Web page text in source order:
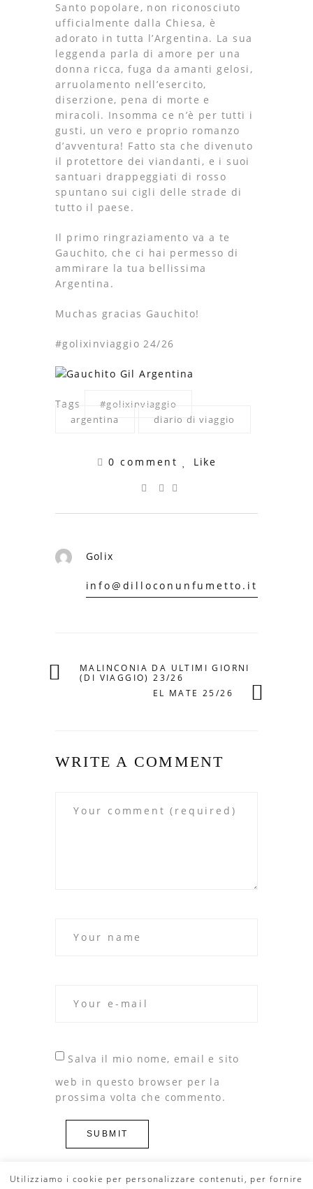
Santo popolare, non riconosciuto
ufficialmente dalla Chiesa, è
adorato in tutta l’Argentina. La sua
leggenda parla di amore per una
donna ricca, fuga da amanti gelosi,
arruolamento nell’esercito,
diserzione, pena di morte e
miracoli. Insomma ce n’è per tutti i
gusti, un vero e proprio romanzo
d’avventura! Fatto sta che divenuto
il protettore dei viandanti, e i suoi
santuari drappeggiati di rosso
spuntano sui cigli delle strade di
tutto il paese.
Il primo ringraziamento va a te
Gauchito, che ci hai permesso di
ammirare la tua bellissima
Argentina.
Muchas gracias Gauchito!
#golixinviaggio 24/26
Tags
#golixinviaggio
argentina
diario di viaggio
0 comment Like
Golix
info@dilloconunfumetto.it
MALINCONIA DA ULTIMI GIORNI
(DI VIAGGIO) 23/26
EL MATE 25/26
WRITE A COMMENT
Salva il mio nome, email e sito
web in questo browser per la
prossima volta che commento.
Utilizziamo i cookie per personalizzare contenuti, per fornire